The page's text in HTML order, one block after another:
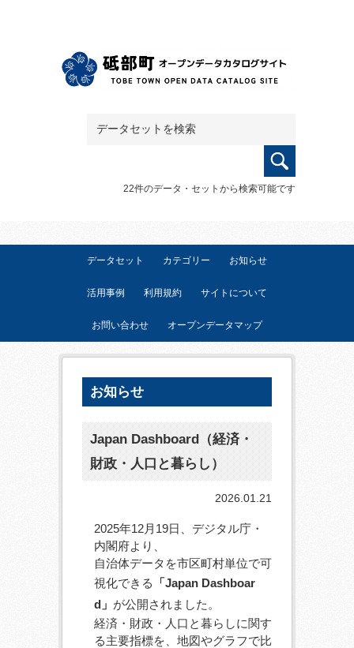
22件のデータ・セットから検索可能です
データセット カテゴリー お知らせ
活用事例 利用規約 サイトについて
お問い合わせ オープンデータマップ
お知らせ
Japan Dashboard（経済・
財政・人口と暮らし）
2026.01.21
2025年12月19日、デジタル庁・
内閣府より、
自治体データを市区町村単位で可
視化できる
「Japan Dashboar
d」 が公開されました。
経済・財政・人口と暮らしに関す
る主要指標を、地図やグラフで比